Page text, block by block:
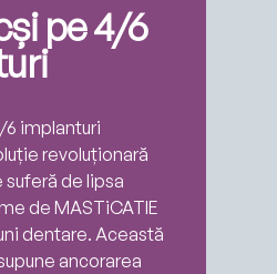
pe 4/6
implanturi
revoluționară
de lipsa
de MASTiCATIE
dentare. Această
ancorarea